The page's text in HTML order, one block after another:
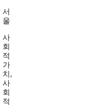
서
울
사
회
적
가
치,
사
회
적